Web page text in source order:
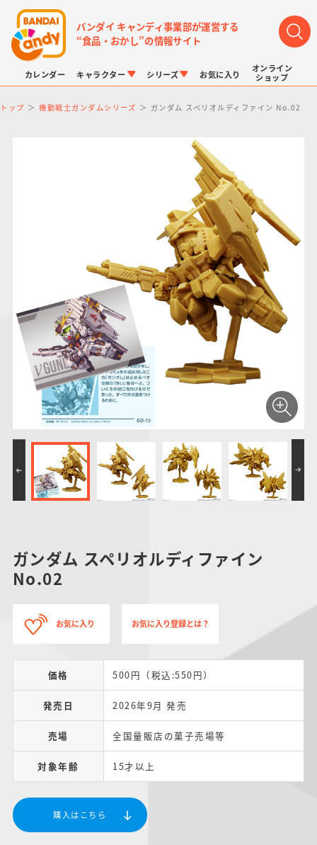
バンダイ キャンディ事業部が運営する
“食品・おかし”の情報サイト
カレンダー キャラクター
仮面ライダーシリー
ズ
PROJECT R.E.D.・
スーパー戦隊シリー
ズ
ガンダムシリーズ
ポケットモンスター
ドラゴンボール
アンパンマン
サンリオキャラクタ
ーズ
シリーズ
キャラパキ
つりグミ
にふぉるめーしょん
＆スクエアシール
SMPシリーズ
ポケモンキッズ
ポケモンスケールワ
ールド
キャラデコ
お気に入り
オンライン
ショップ
トップ 機動戦士ガンダムシリーズ ガンダム スペリオルディファイン No.02
ガンダム スペリオルディファイン
No.02
お気に入り お気に入り登録とは？
価格 500円（税込:550円）
発売日 2026年9月 発売
売場 全国量販店の菓子売場等
対象年齢 15才以上
購入はこちら